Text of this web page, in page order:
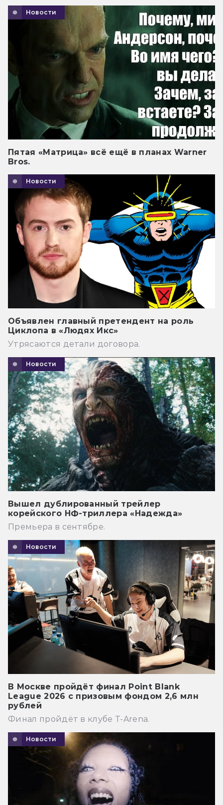
Новости
Пятая «Матрица» всё ещё в планах Warner
Bros.
Новости
Объявлен главный претендент на роль
Циклопа в «Людях Икс»
Утрясаются детали договора.
Новости
Вышел дублированный трейлер
корейского НФ-триллера «Надежда»
Премьера в сентябре.
Новости
В Москве пройдёт финал Point Blank
League 2026 с призовым фондом 2,6 млн
рублей
Финал пройдёт в клубе T-Arena.
Новости